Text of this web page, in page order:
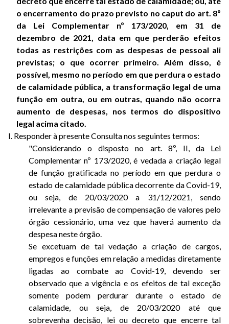
o encerramento do prazo previsto no caput do art. 8º
da Lei Complementar nº 173/2020, em 31 de
dezembro de 2021, data em que perderão efeitos
todas as restrições com as despesas de pessoal ali
previstas; o que ocorrer primeiro. Além disso, é
possível, mesmo no período em que perdura o estado
de calamidade pública, a transformação legal de uma
função em outra, ou em outras, quando não ocorra
aumento de despesas, nos termos do dispositivo
legal acima citado.
I. Responder à presente Consulta nos seguintes termos:
"Considerando o disposto no art. 8º, II, da Lei
Complementar nº 173/2020, é vedada a criação legal
de função gratificada no período em que perdura o
estado de calamidade pública decorrente da Covid-19,
ou seja, de 20/03/2020 a 31/12/2021, sendo
irrelevante a previsão de compensação de valores pelo
órgão cessionário, uma vez que haverá aumento da
despesa neste órgão.
Se excetuam de tal vedação a criação de cargos,
empregos e funções em relação a medidas diretamente
ligadas ao combate ao Covid-19, devendo ser
observado que a vigência e os efeitos de tal exceção
somente podem perdurar durante o estado de
calamidade, ou seja, de 20/03/2020 até que
sobrevenha decisão, lei ou decreto que encerre tal